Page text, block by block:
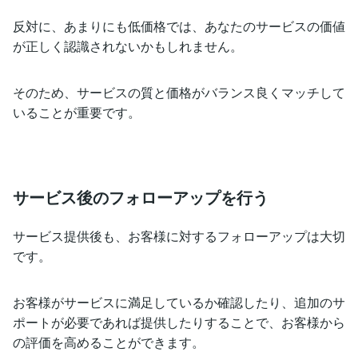
反対に、あまりにも低価格では、あなたのサービスの価値
が正しく認識されないかもしれません。
そのため、サービスの質と価格がバランス良くマッチして
いることが重要です。
サービス後のフォローアップを行う
サービス提供後も、お客様に対するフォローアップは大切
です。
お客様がサービスに満足しているか確認したり、追加のサ
ポートが必要であれば提供したりすることで、お客様から
の評価を高めることができます。